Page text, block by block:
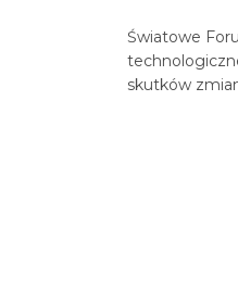
Światowe
skutków